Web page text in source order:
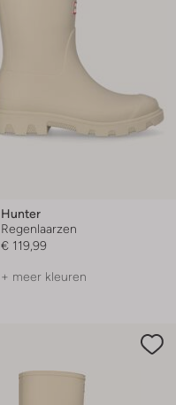
Hunter
Regenlaarzen
€ 119,99
+ meer kleuren